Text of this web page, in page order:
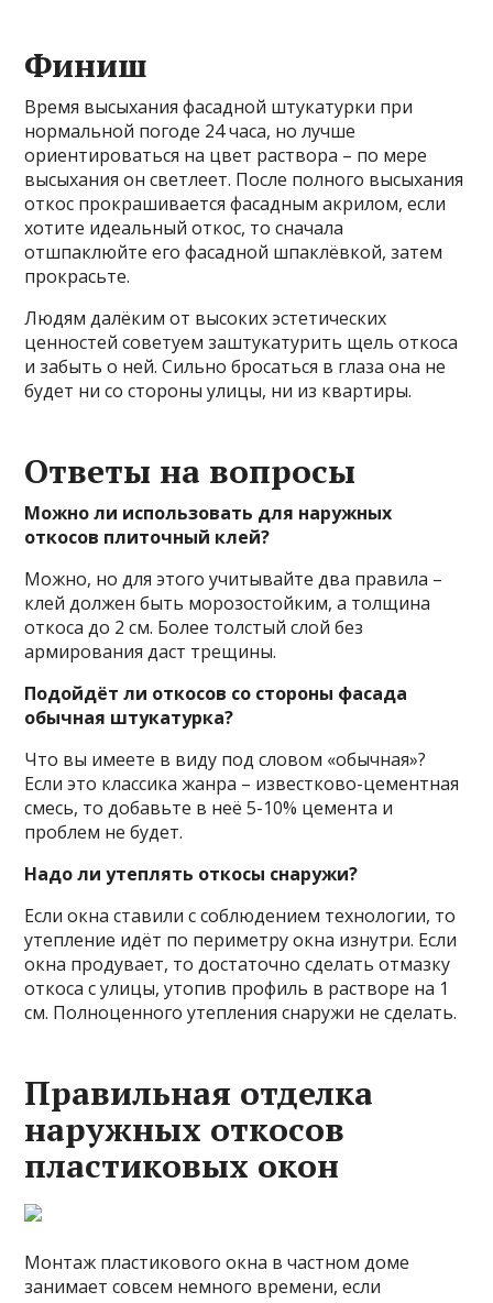
Финиш
Время высыхания фасадной штукатурки при
нормальной погоде 24 часа, но лучше
ориентироваться на цвет раствора – по мере
высыхания он светлеет. После полного высыхания
откос прокрашивается фасадным акрилом, если
хотите идеальный откос, то сначала
отшпаклюйте его фасадной шпаклёвкой, затем
прокрасьте.
Людям далёким от высоких эстетических
ценностей советуем заштукатурить щель откоса
и забыть о ней. Сильно бросаться в глаза она не
будет ни со стороны улицы, ни из квартиры.
Ответы на вопросы
Можно ли использовать для наружных
откосов плиточный клей?
Можно, но для этого учитывайте два правила –
клей должен быть морозостойким, а толщина
откоса до 2 см. Более толстый слой без
армирования даст трещины.
Подойдёт ли откосов со стороны фасада
обычная штукатурка?
Что вы имеете в виду под словом «обычная»?
Если это классика жанра – известково-цементная
смесь, то добавьте в неё 5-10% цемента и
проблем не будет.
Надо ли утеплять откосы снаружи?
Если окна ставили с соблюдением технологии, то
утепление идёт по периметру окна изнутри. Если
окна продувает, то достаточно сделать отмазку
откоса с улицы, утопив профиль в растворе на 1
см. Полноценного утепления снаружи не сделать.
Правильная отделка
наружных откосов
пластиковых окон
Монтаж пластикового окна в частном доме
занимает совсем немного времени, если